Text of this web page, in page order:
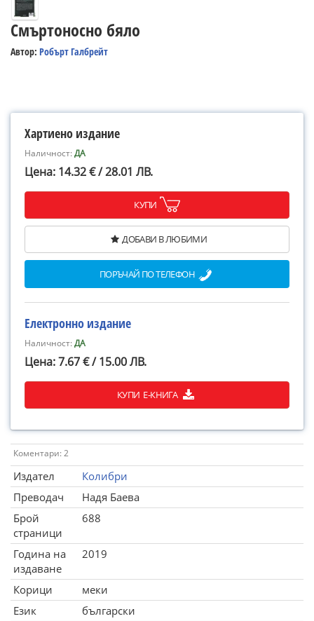
Смъртоносно бяло
Автор: Робърт Галбрейт
Хартиено издание
Наличност:ДА
Цена: 14.32 € / 28.01 ЛВ.
КУПИ
ДОБАВИ В ЛЮБИМИ
ПОРЪЧАЙ ПО ТЕЛЕФОН
Електронно издание
Наличност:ДА
Цена: 7.67 € / 15.00 ЛВ.
КУПИ Е-КНИГА
Коментари: 2
Издател
Колибри
Преводач
Надя Баева
Брой
страници
688
Година на
издаване
2019
Корици
меки
Език
български